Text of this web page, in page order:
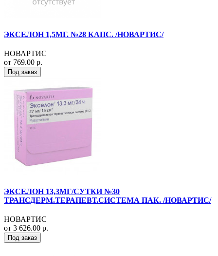
ЭКСЕЛОН 1,5МГ. №28 КАПС. /НОВАРТИС/
НОВАРТИС
от 769.00 р.
Под заказ
ЭКСЕЛОН 13,3МГ/СУТКИ №30
ТРАНСДЕРМ.ТЕРАПЕВТ.СИСТЕМА ПАК. /НОВАРТИС/
НОВАРТИС
от 3 626.00 р.
Под заказ